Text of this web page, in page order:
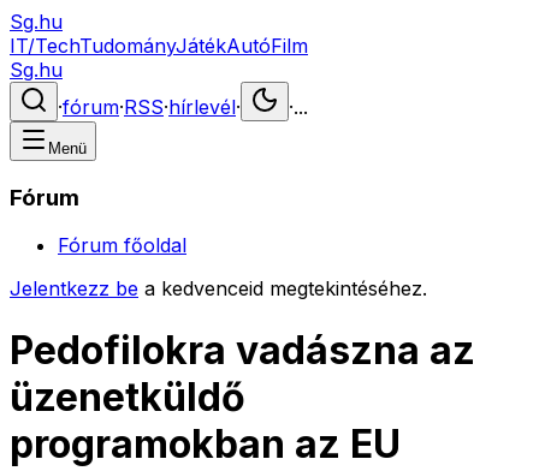
Sg.hu
IT/TechTudományJátékAutóFilm
Sg.hu
·fórum·RSS·hírlevél· ·...
Menü
Fórum
Fórum főoldal
Jelentkezz be a kedvenceid megtekintéséhez.
Pedofilokra vadászna az
üzenetküldő
programokban az EU